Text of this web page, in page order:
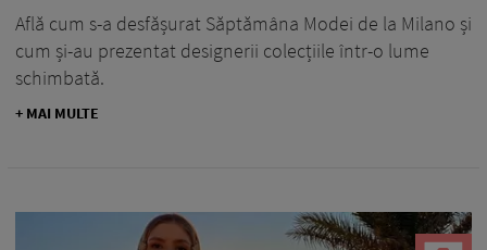
Află cum s-a desfășurat Săptămâna Modei de la Milano și
cum și-au prezentat designerii colecțiile într-o lume
schimbată.
+ MAI MULTE